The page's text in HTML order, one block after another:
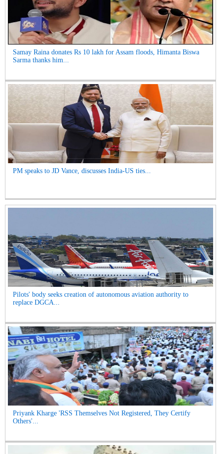
Samay Raina donates Rs 10 lakh for Assam floods, Himanta Biswa
Sarma thanks him...
PM speaks to JD Vance, discusses India-US ties...
Pilots' body seeks creation of autonomous aviation authority to
replace DGCA...
Priyank Kharge 'RSS Themselves Not Registered, They Certify
Others'...